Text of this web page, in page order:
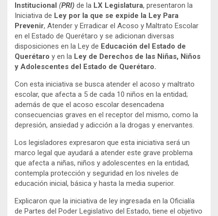
Institucional (PRI) de la LX Legislatura, presentaron la
Iniciativa de Ley por la que se expide la Ley Para
Prevenir, Atender y Erradicar el Acoso y Maltrato Escolar
en el Estado de Querétaro y se adicionan diversas
disposiciones en la Ley de Educación del Estado de
Querétaro y en la Ley de Derechos de las Niñas, Niños
y Adolescentes del Estado de Querétaro.
Con esta iniciativa se busca atender el acoso y maltrato
escolar, que afecta a 5 de cada 10 niños en la entidad;
además de que el acoso escolar desencadena
consecuencias graves en el receptor del mismo, como la
depresión, ansiedad y adicción a la drogas y enervantes.
Los legisladores expresaron que esta iniciativa será un
marco legal que ayudará a atender este grave problema
que afecta a niñas, niños y adolescentes en la entidad,
contempla protección y seguridad en los niveles de
educación inicial, básica y hasta la media superior.
Explicaron que la iniciativa de ley ingresada en la Oficialía
de Partes del Poder Legislativo del Estado, tiene el objetivo